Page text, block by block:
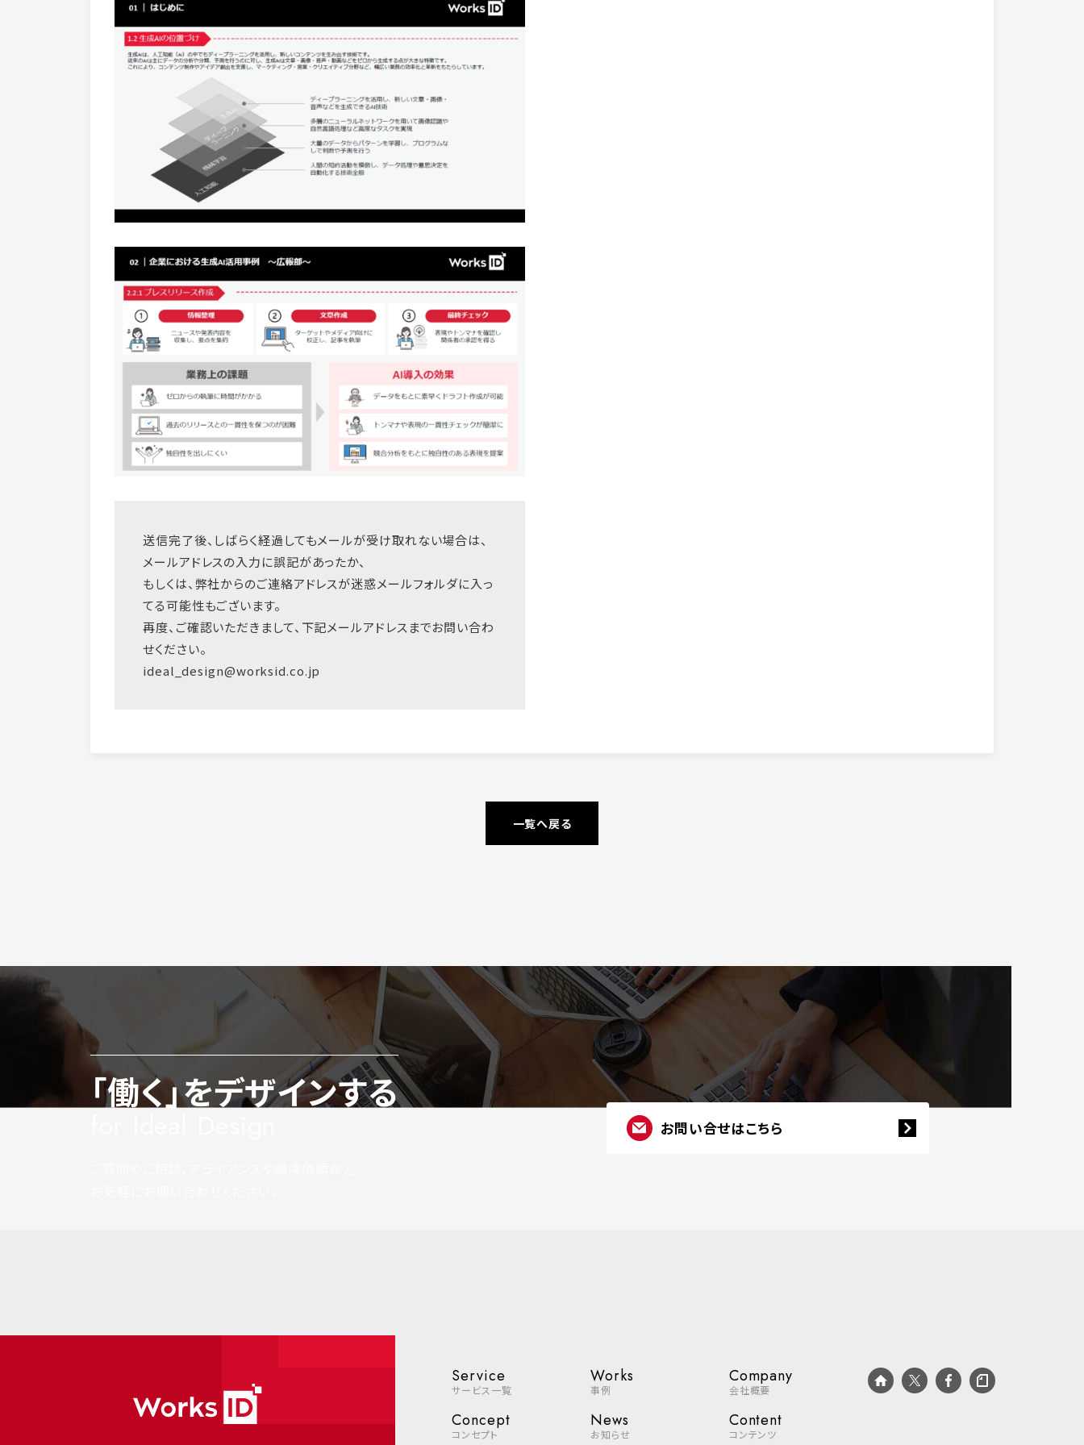
送信完了後、しばらく経過してもメールが受け取れない場合は、
メールアドレスの入力に誤記があったか、
もしくは、弊社からのご連絡アドレスが迷惑メールフォルダに入っ
てる可能性もございます。
再度、ご確認いただきまして、下記メールアドレスまでお問い合わ
せください。
ideal_design@worksid.co.jp
一覧へ戻る
「働く」をデザインする
お問い合せはこちら
Service
サービス一覧
Works
事例
Company
会社概要
Concept
コンセプト
News
お知らせ
Content
コンテンツ